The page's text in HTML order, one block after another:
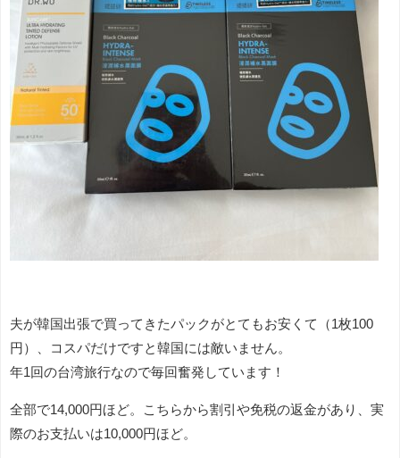
夫が韓国出張で買ってきたパックがとてもお安くて（1枚100
円）、コスパだけですと韓国には敵いません。
年1回の台湾旅行なので毎回奮発しています！
全部で14,000円ほど。こちらから割引や免税の返金があり、実
際のお支払いは10,000円ほど。